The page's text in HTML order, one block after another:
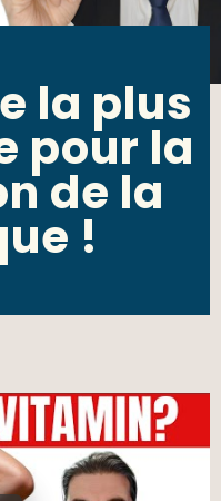
la plus
pour la
de la
!